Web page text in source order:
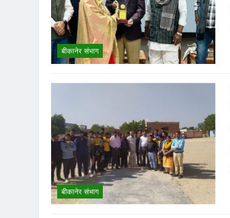
बीकानेर संभाग
बीकानेर संभाग